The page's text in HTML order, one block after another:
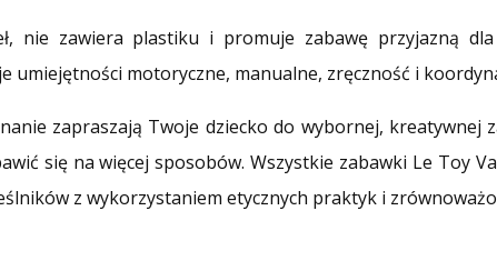
nie zawiera plastiku i promuje zabawę przyjazną
motoryczne, manualne, zręczność i
zapraszają Twoje dziecko do wybornej, kreatywnej
się na więcej sposobów. Wszystkie zabawki Le Toy
z wykorzystaniem etycznych praktyk i